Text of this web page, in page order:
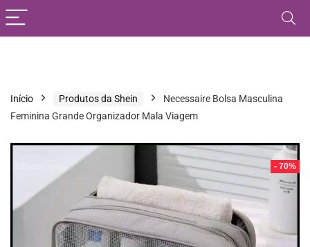
Início Produtos da Shein
Necessaire Bolsa Masculina
Feminina Grande Organizador Mala Viagem
- 70%